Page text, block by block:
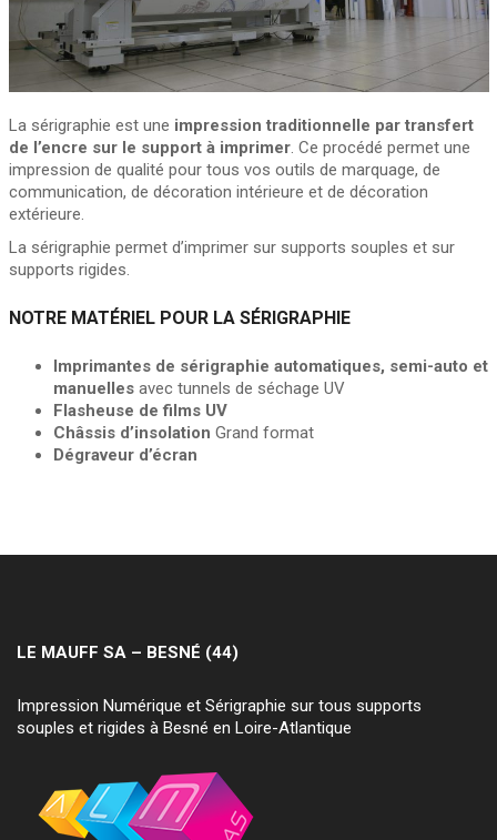
La sérigraphie est une impression traditionnelle par transfert
de l’encre sur le support à imprimer. Ce procédé permet une
impression de qualité pour tous vos outils de marquage, de
communication, de décoration intérieure et de décoration
extérieure.
La sérigraphie permet d’imprimer sur supports souples et sur
supports rigides.
NOTRE MATÉRIEL POUR LA SÉRIGRAPHIE
Imprimantes de sérigraphie automatiques, semi-auto et
manuellesavec tunnels de séchage UV
Flasheuse de films UV
Châssis d’insolation Grand format
Dégraveur d’écran
LE MAUFF SA – BESNÉ (44)
Impression Numérique et Sérigraphie sur tous supports
souples et rigides à Besné en Loire-Atlantique